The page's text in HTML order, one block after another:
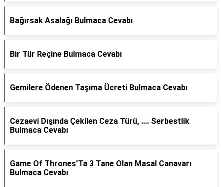
Bağırsak Asalağı Bulmaca Cevabı
Bir Tür Reçine Bulmaca Cevabı
Gemilere Ödenen Taşıma Ücreti Bulmaca Cevabı
Cezaevi Dışında Çekilen Ceza Türü, .... Serbestlik
Bulmaca Cevabı
Game Of Thrones'Ta 3 Tane Olan Masal Canavarı
Bulmaca Cevabı